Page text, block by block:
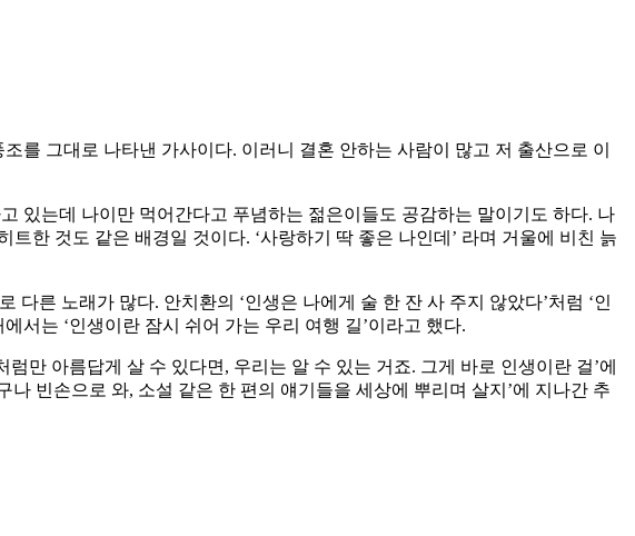
를 그대로 나타낸 가사이다. 이러니 결혼 안하는 사람이 많고 저 출산으로 이
있는데 나이만 먹어간다고 푸념하는 젊은이들도 공감하는 말이기도 하다. 나
한 것도 같은 배경일 것이다. ‘사랑하기 딱 좋은 나인데’ 라며 거울에 비친 늙
다른 노래가 많다. 안치환의 ‘인생은 나에게 술 한 잔 사 주지 않았다’처럼 ‘인
서는 ‘인생이란 잠시 쉬어 가는 우리 여행 길’이라고 했다.
만 아름답게 살 수 있다면, 우리는 알 수 있는 거죠. 그게 바로 인생이란 걸’에
빈손으로 와, 소설 같은 한 편의 얘기들을 세상에 뿌리며 살지’에 지나간 추